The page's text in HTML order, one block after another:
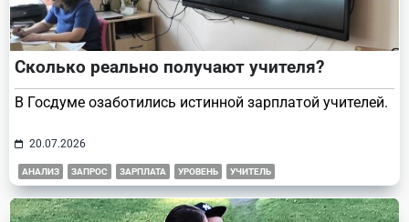
Сколько реально получают учителя?
В Госдуме озаботились истинной зарплатой учителей.
20.07.2026
АНАЛИЗ ЗАПРОС ЗАРПЛАТА УРОВЕНЬ УЧИТЕЛЬ